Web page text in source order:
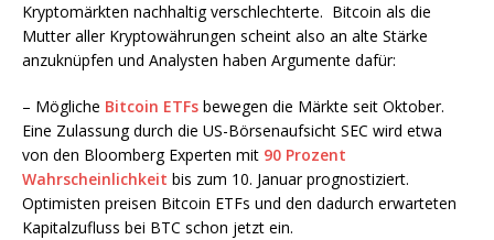
Kryptomärkten nachhaltig verschlechterte. Bitcoin als die
Mutter aller Kryptowährungen scheint also an alte Stärke
anzuknüpfen und Analysten haben Argumente dafür:
– Mögliche Bitcoin ETFs bewegen die Märkte seit Oktober.
Eine Zulassung durch die US-Börsenaufsicht SEC wird etwa
von den Bloomberg Experten mit 90 Prozent
Wahrscheinlichkeit bis zum 10. Januar prognostiziert.
Optimisten preisen Bitcoin ETFs und den dadurch erwarteten
Kapitalzufluss bei BTC schon jetzt ein.